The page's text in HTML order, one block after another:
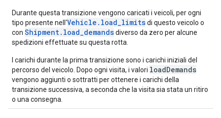
Durante questa transizione vengono caricati i veicoli, per ogni
tipo presente nell'Vehicle.load_limitsdi questo veicolo o
con Shipment.load_demandsdiverso da zero per alcune
spedizioni effettuate su questa rotta.
I carichi durante la prima transizione sono i carichi iniziali del
percorso del veicolo. Dopo ogni visita, i valori loadDemands
vengono aggiunti o sottratti per ottenere i carichi della
transizione successiva, a seconda che la visita sia stata un ritiro
o una consegna.